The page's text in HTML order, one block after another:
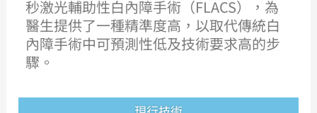
秒激光輔助性白內障手術（FLACS），為
醫生提供了一種精準度高，以取代傳統白
內障手術中可預測性低及技術要求高的步
驟。